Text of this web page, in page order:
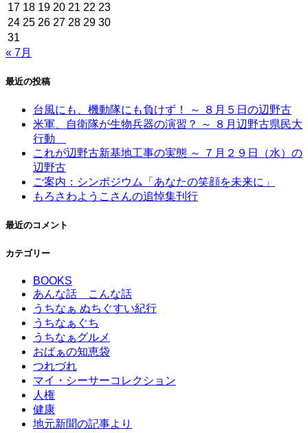
17 18 19 20 21 22 23
24 25 26 27 28 29 30
31
« 7月
最近の投稿
台風にも、機動隊にも負けず！ ～ ８月５日の辺野古
米軍、自衛隊が生物兵器の演習？ ～ ８月辺野古県民大
行動
これが辺野古新基地工事の実態 ～ ７月２９日（水）の
辺野古
ご案内：シンポジウム「あなたの笑顔を未来に」
もろさわようこさんの追悼集刊行
最近のコメント
カテゴリー
BOOKS
あんな話 こんな話
うちなぁ ぬちぐすい紀行
うちなぁぐち
うちなぁグルメ
おばぁの知恵袋
つれづれ
マイ・シーサーコレクション
人権
健康
地元新聞の記事より